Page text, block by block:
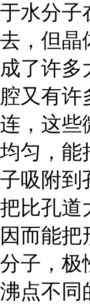
于水分子
去，但晶
成了许多
腔又有许
连，这些
均匀，能
子吸附到
把比孔道
因而能把
分子，极
沸点不同